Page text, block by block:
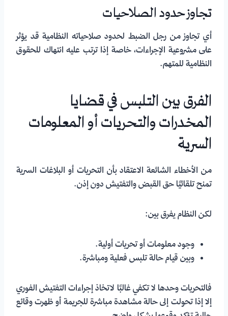
تجاوز حدود الصلاحيات
أي تجاوز من رجل الضبط لحدود صلاحياته النظامية قد يؤثر
على مشروعية الإجراءات، خاصة إذا ترتب عليه انتهاك للحقوق
النظامية للمتهم.
الفرق بين التلبس في قضايا
المخدرات والتحريات أو المعلومات
السرية
من الأخطاء الشائعة الاعتقاد بأن التحريات أو البلاغات السرية
تمنح تلقائيًا حق القبض والتفتيش دون إذن.
لكن النظام يفرق بين:
وجود معلومات أو تحريات أولية.
وبين قيام حالة تلبس فعلية ومباشرة.
فالتحريات وحدها لا تكفي غالبًا لاتخاذ إجراءات التفتيش الفوري
إلا إذا تحولت إلى حالة مشاهدة مباشرة للجريمة أو ظهرت وقائع